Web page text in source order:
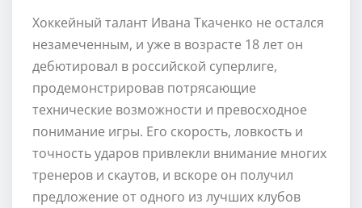
Хоккейный талант Ивана Ткаченко не остался
незамеченным, и уже в возрасте 18 лет он
дебютировал в российской суперлиге,
продемонстрировав потрясающие
технические возможности и превосходное
понимание игры. Его скорость, ловкость и
точность ударов привлекли внимание многих
тренеров и скаутов, и вскоре он получил
предложение от одного из лучших клубов